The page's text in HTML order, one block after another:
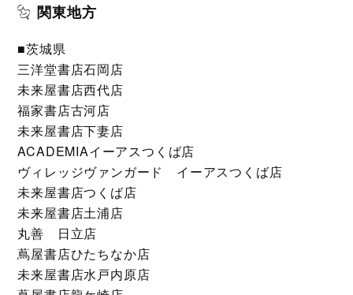
関東地方
■茨城県
三洋堂書店石岡店
未来屋書店西代店
福家書店古河店
未来屋書店下妻店
ACADEMIAイーアスつくば店
ヴィレッジヴァンガード イーアスつくば店
未来屋書店つくば店
未来屋書店土浦店
丸善 日立店
蔦屋書店ひたちなか店
未来屋書店水戸内原店